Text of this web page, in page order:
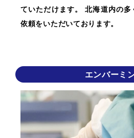
ていただけます。 北海道内の
依頼をいただいております。
エンバーミ